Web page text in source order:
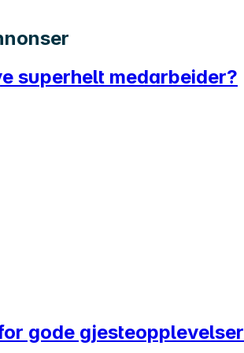
superhelt medarbeider?
gode